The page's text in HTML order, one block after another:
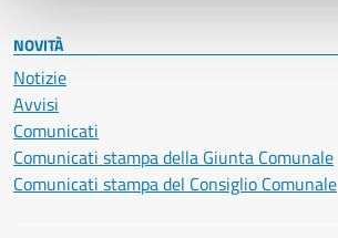
NOVITÀ
Notizie
Avvisi
Comunicati
Comunicati stampa della Giunta Comunale
Comunicati stampa del Consiglio Comunale